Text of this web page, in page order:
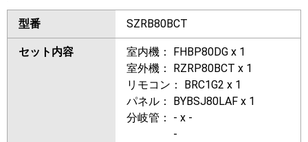
型番 SZRB80BCT
セット内容
室内機： FHBP80DG x 1
室外機： RZRP80BCT x 1
リモコン： BRC1G2 x 1
パネル： BYBSJ80LAF x 1
分岐管： - x -
-